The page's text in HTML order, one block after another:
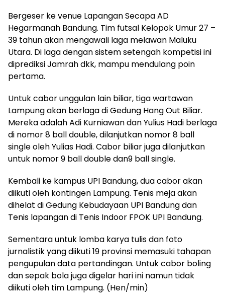
Bergeser ke venue Lapangan Secapa AD
Hegarmanah Bandung. Tim futsal Kelopok Umur 27 –
39 tahun akan mengawali laga melawan Maluku
Utara. Di laga dengan sistem setengah kompetisi ini
diprediksi Jamrah dkk, mampu mendulang poin
pertama.
Untuk cabor unggulan lain biliar, tiga wartawan
Lampung akan berlaga di Gedung Hang Out Biliar.
Mereka adalah Adi Kurniawan dan Yulius Hadi berlaga
di nomor 8 ball double, dilanjutkan nomor 8 ball
single oleh Yulias Hadi. Cabor biliar juga dilanjutkan
untuk nomor 9 ball double dan9 ball single.
Kembali ke kampus UPI Bandung, dua cabor akan
diikuti oleh kontingen Lampung. Tenis meja akan
dihelat di Gedung Kebudayaan UPI Bandung dan
Tenis lapangan di Tenis Indoor FPOK UPI Bandung.
Sementara untuk lomba karya tulis dan foto
jurnalistik yang diikuti 19 provinsi memasuki tahapan
pengupulan data pertandingan. Untuk cabor boling
dan sepak bola juga digelar hari ini namun tidak
diikuti oleh tim Lampung. (Hen/min)